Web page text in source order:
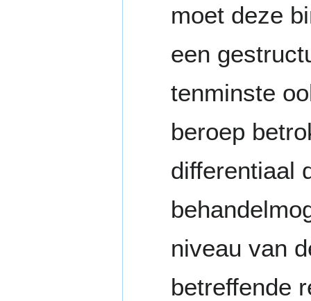
moet deze
een
tenminste
beroep
differentiaal
niveau van
betreffende